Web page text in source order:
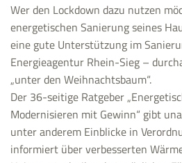
Wer den Lockdown dazu nutzen
energetischen Sanierung seines
eine gute Unterstützung im
Energieagentur Rhein-Sieg –
„unter den Weihnachtsbaum“.
Der 36-seitige Ratgeber
Modernisieren mit Gewinn“ gibt
unter anderem Einblicke in
informiert über verbesserten